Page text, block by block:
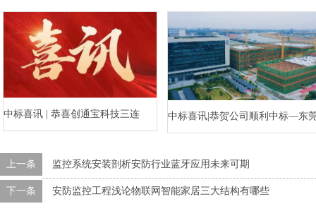
中标喜讯 | 恭喜创通宝科技三连 中标喜讯|恭贺公司顺利中标—东
标段）智能化工程
上一条 监控系统安装剖析安防行业蓝牙应用未来可期
下一条 安防监控工程浅论物联网智能家居三大结构有哪些